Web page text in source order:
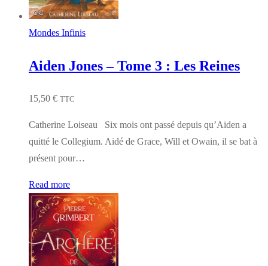
Mondes Infinis
Aiden Jones – Tome 3 : Les Reines
15,50 € TTC
Catherine Loiseau Six mois ont passé depuis qu’Aiden a
quitté le Collegium. Aidé de Grace, Will et Owain, il se bat à
présent pour…
Read more